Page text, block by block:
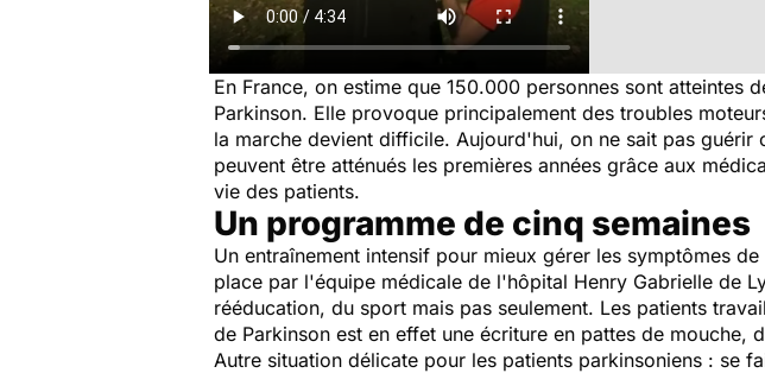
En France, on estime que 150.000 personnes sont atteintes
Parkinson. Elle provoque principalement des troubles
la marche devient difficile. Aujourd'hui, on ne sait pas
peuvent être atténués les premières années grâce aux
vie des patients.
Un programme de cinq semaines
Un entraînement intensif pour mieux gérer les symptômes
place par l'équipe médicale de l'hôpital Henry Gabrielle de
rééducation, du sport mais pas seulement. Les patients
de Parkinson est en effet une écriture en pattes de mouche,
Autre situation délicate pour les patients parkinsoniens : se